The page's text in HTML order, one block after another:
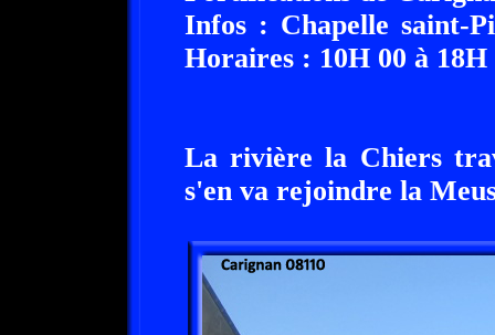
Infos : Chapelle saint-
Horaires : 10H 00 à 18H
La rivière la Chiers
s'en va rejoindre la